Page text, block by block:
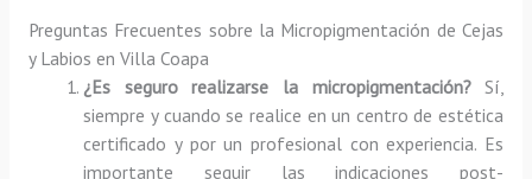
Preguntas Frecuentes sobre la Micropigmentación de Cejas
y Labios en Villa Coapa
¿Es seguro realizarse la micropigmentación?Sí,
siempre y cuando se realice en un centro de estética
certificado y por un profesional con experiencia. Es
importante seguir las indicaciones post-